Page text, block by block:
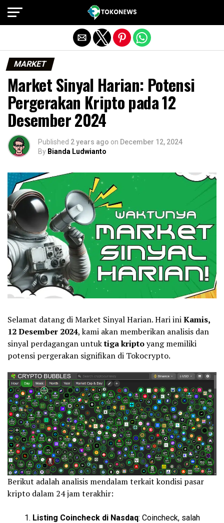
MARKET
Market Sinyal Harian: Potensi
Pergerakan Kripto pada 12
Desember 2024
Published 2 years ago on December 12, 2024
By Bianda Ludwianto
Selamat datang di Market Sinyal Harian. Hari iniKamis,
12 Desember 2024, kami akan memberikan analisis dan
sinyal perdagangan untuktiga kriptoyang memiliki
potensi pergerakan signifikan di Tokocrypto.
Berikut adalah analisis mendalam terkait kondisi pasar
kripto dalam 24 jam terakhir:
Listing Coincheck di Nasdaq: Coincheck, salah
Exit mobile version